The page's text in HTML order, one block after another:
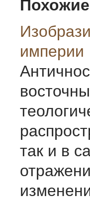
империи
так и в